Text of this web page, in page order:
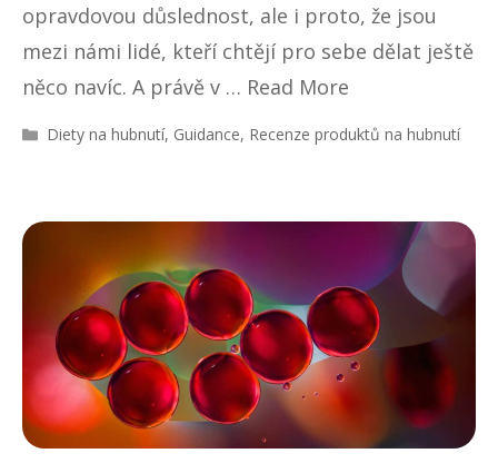
opravdovou důslednost, ale i proto, že jsou
mezi námi lidé, kteří chtějí pro sebe dělat ještě
něco navíc. A právě v … Read More
R
i
Diety na hubnutí, Guidance, Recenze produktů na hubnutí